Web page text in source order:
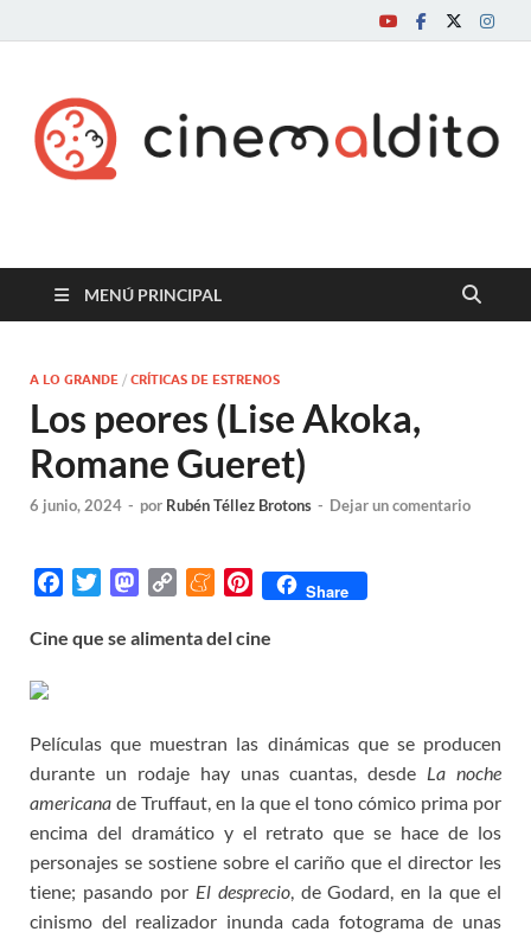
Cine maldito
MENÚ PRINCIPAL
A LO GRANDE / CRÍTICAS DE ESTRENOS
Los peores (Lise Akoka,
Romane Gueret)
6 junio, 2024 - por Rubén Téllez Brotons - Dejar un comentario
c
o
k
i
r
M
s
o
n
p
n
k
M
n
e
P
n
e
s
t
Share
Cine que se alimenta del cine
Películas que muestran las dinámicas que se producen
durante un rodaje hay unas cuantas, desde La noche
americana de Truffaut, en la que el tono cómico prima por
encima del dramático y el retrato que se hace de los
personajes se sostiene sobre el cariño que el director les
tiene; pasando por El desprecio, de Godard, en la que el
cinismo del realizador inunda cada fotograma de unas